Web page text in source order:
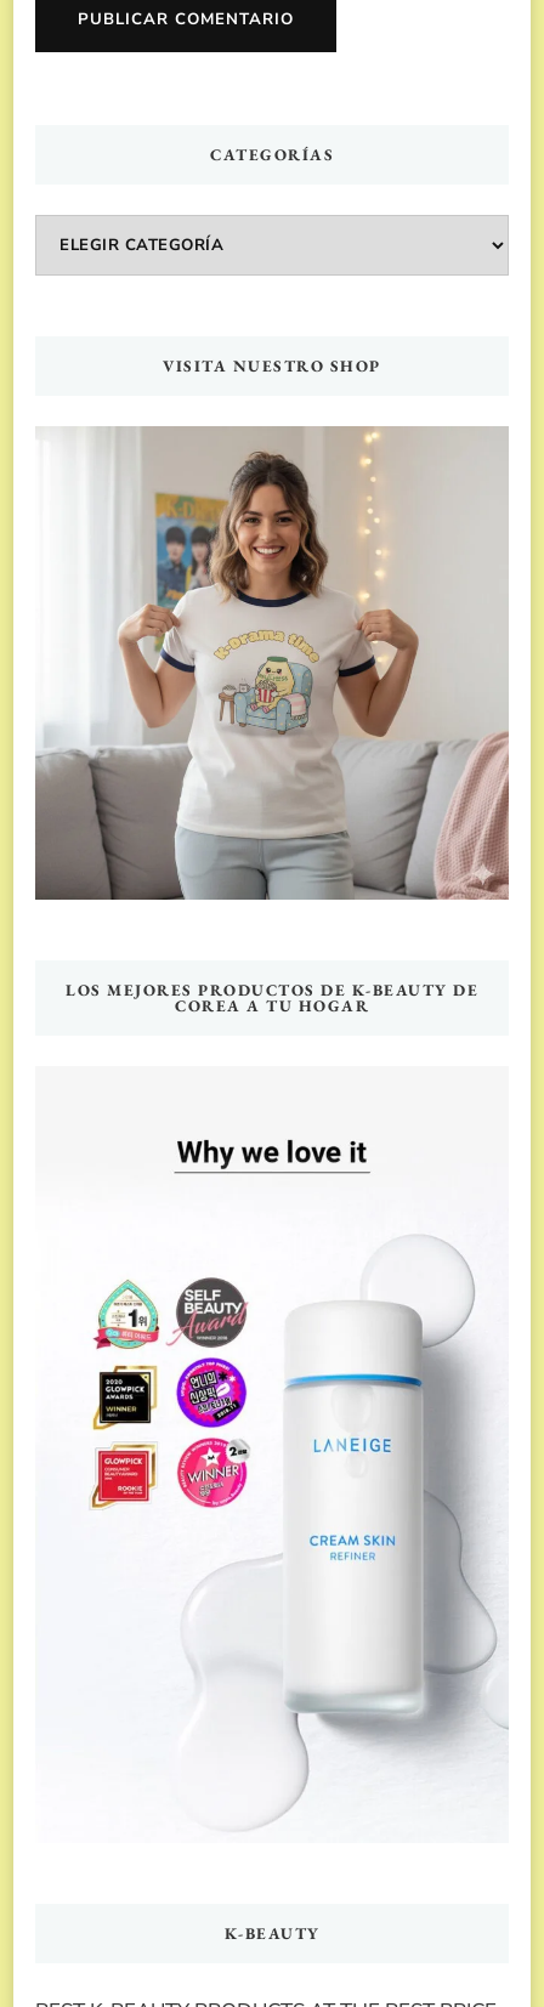
CATEGORÍAS
Categorías
VISITA NUESTRO SHOP
LOS MEJORES PRODUCTOS DE K-BEAUTY DE
COREA A TU HOGAR
K-BEAUTY